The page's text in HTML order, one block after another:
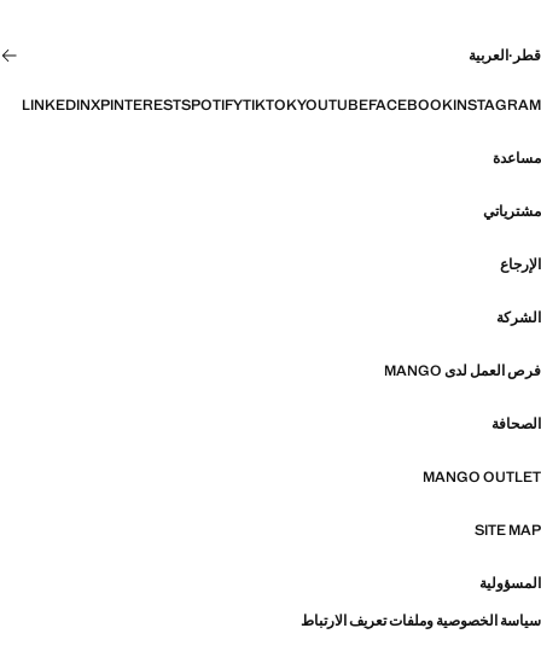
قطر ·العربية
INSTAGRAM
FACEBOOK
YOUTUBE
TIKTOK
SPOTIFY
PINTEREST
X
LINKEDIN
مساعدة
مشترياتي
الإرجاع
الشركة
فرص العمل لدى MANGO
الصحافة
MANGO OUTLET
SITE MAP
المسؤولية
سياسة الخصوصية وملفات تعريف الارتباط